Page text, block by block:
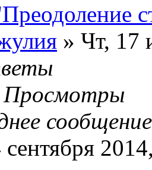
» Чт, 17
Просмотры